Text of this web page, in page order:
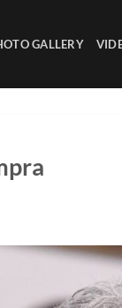
GALLERY